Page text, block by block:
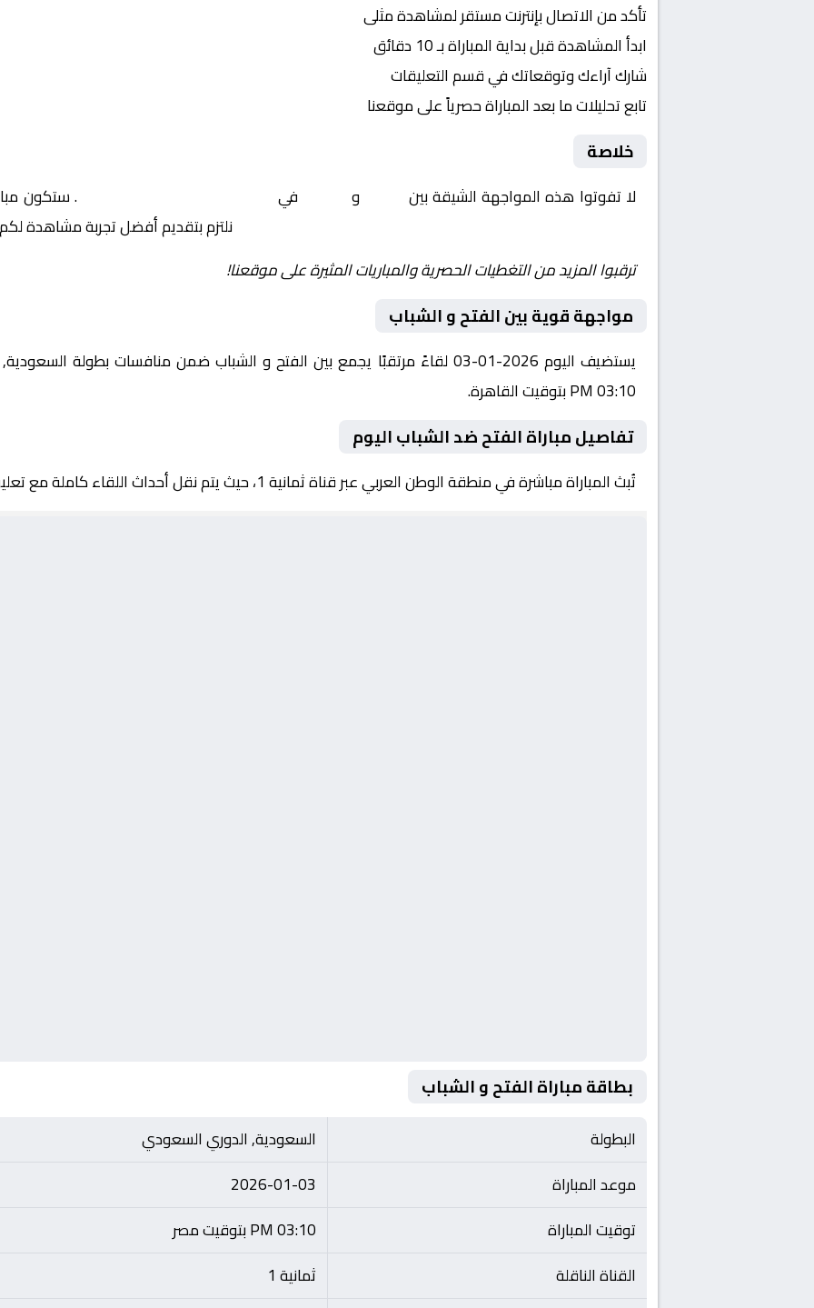
تأكد من الاتصال بإنترنت مستقر لمشاهدة مثلى
ابدأ المشاهدة قبل بداية المباراة بـ 10 دقائق
شارك آراءك وتوقعاتك في قسم التعليقات
تابع تحليلات ما بعد المباراة حصرياً على موقعنا
خلاصة
لا تفوتوا هذه المواجهة الشيقة بين والشباب في
. ستكون
نلتزم بتقديم أفضل تجربة مشاهدة
ترقبوا المزيد من التغطيات الحصرية والمباريات المثيرة على موقعنا!
مواجهة قوية بين الفتح و الشباب
يستضيف اليوم 2026-01-03 لقاءً مرتقبًا يجمع بين الفتح و الشباب ضمن منافسات
03:10 PM بتوقيت القاهرة.
تفاصيل مباراة الفتح ضد الشباب اليوم
تُبث المباراة مباشرة في منطقة الوطن العربي عبر قناة ثمانية 1، حيث يتم نقل أحداث اللقاء كاملة مع تعليق صوتي مميز.
بطاقة مباراة الفتح و الشباب
البطولة
السعودية, الدوري السعودي
موعد المباراة
2026-01-03
توقيت المباراة
03:10 PM بتوقيت مصر
القناة الناقلة
ثمانية 1